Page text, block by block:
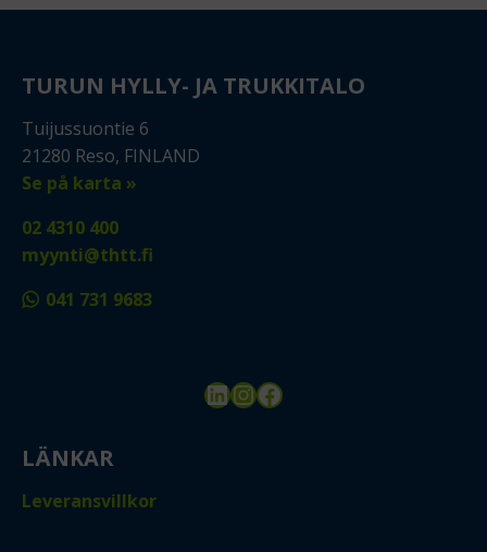
TURUN HYLLY- JA TRUKKITALO
Tuijussuontie 6
21280 Reso, FINLAND
Se på karta »
02 4310 400
myynti@thtt.fi
041 731 9683
LinkedIn
Instagram
Facebook
LÄNKAR
Leveransvillkor